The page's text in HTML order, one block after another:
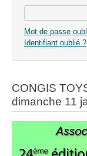
Mot de passe
Identifiant oublié ?
CONGIS
dimanche 11